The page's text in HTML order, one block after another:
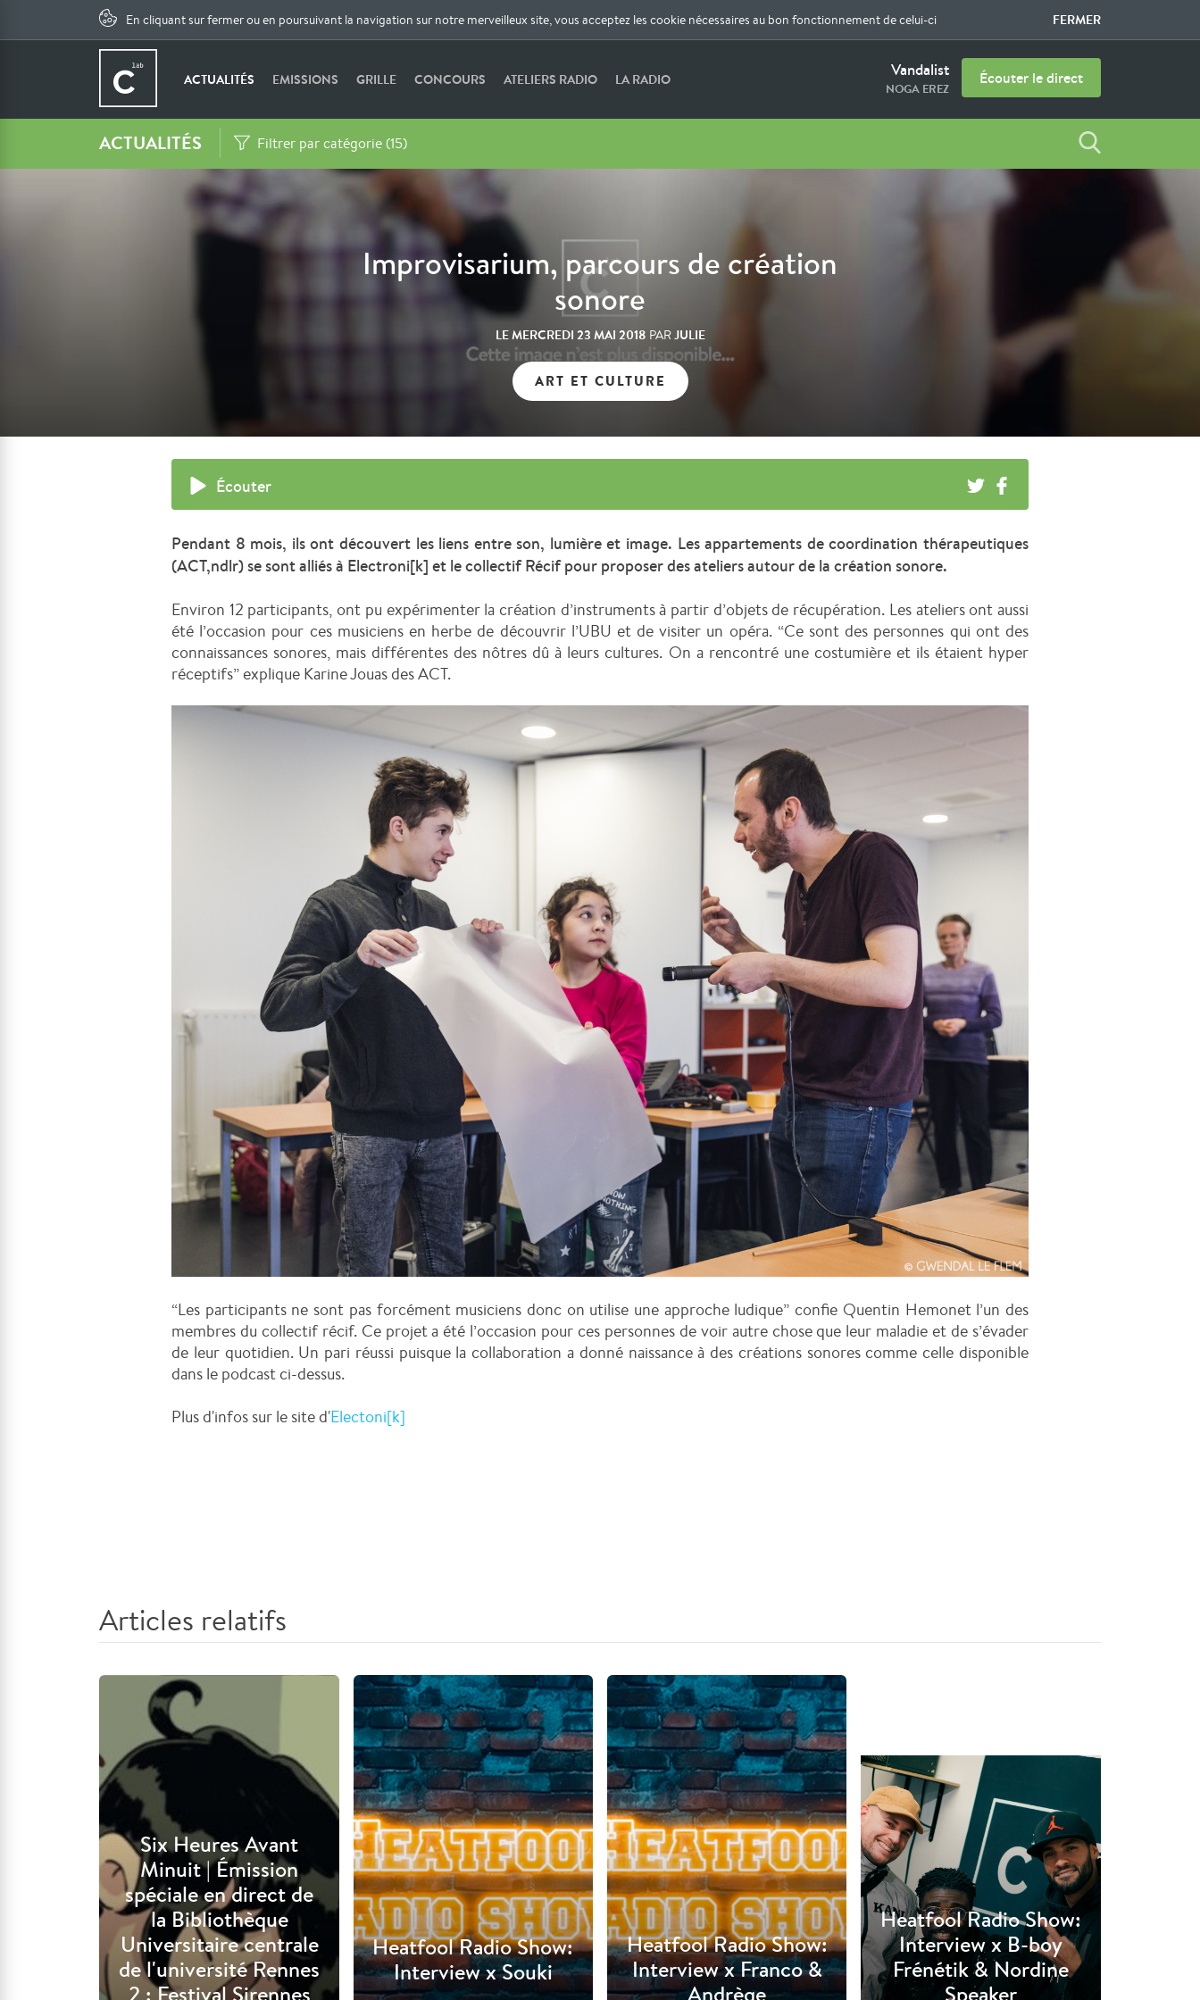
En cliquant sur fermer ou en poursuivant la navigation sur notre merveilleux site, vous acceptez les cookie nécessaires au bon fonctionnement de celui-ci FERMER
ACTUALITÉS EMISSIONS GRILLE CONCOURS ATELIERS RADIO LA RADIO Vandalist
NOGA EREZ
Écouter le direct
ACTUALITÉS Filtrer par catégorie (15)
Improvisarium, parcours de création
sonore
LEMERCREDI 23 MAI 2018 PARJULIE
ART ET CULTURE
Écouter
Pendant 8 mois, ils ont découvert les liens entre son, lumière et image. Les appartements de coordination thérapeutiques
(ACT,ndlr) se sont alliés à Electroni[k] et le collectif Récif pour proposer des ateliers autour de la création sonore.
Environ 12 participants, ont pu expérimenter la création d’instruments à partir d’objets de récupération. Les ateliers ont aussi
été l’occasion pour ces musiciens en herbe de découvrir l’UBU et de visiter un opéra. “Ce sont des personnes qui ont des
connaissances sonores, mais différentes des nôtres dû à leurs cultures. On a rencontré une costumière et ils étaient hyper
réceptifs” explique Karine Jouas des ACT.
“Les participants ne sont pas forcément musiciens donc on utilise une approche ludique” confie Quentin Hemonet l’un des
membres du collectif récif. Ce projet a été l’occasion pour ces personnes de voir autre chose que leur maladie et de s’évader
de leur quotidien. Un pari réussi puisque la collaboration a donné naissance à des créations sonores comme celle disponible
dans le podcast ci-dessus.
Plus d'infos sur le site d'Electoni[k]
Articles relatifs
Six Heures Avant
Minuit | Émission
spéciale en direct de
la Bibliothèque
Universitaire centrale
de l'université Rennes
Heatfool Radio Show:
Interview x Souki
Heatfool Radio Show:
Interview x Franco &
Heatfool Radio Show:
Interview x B-boy
Frénétik & Nordine